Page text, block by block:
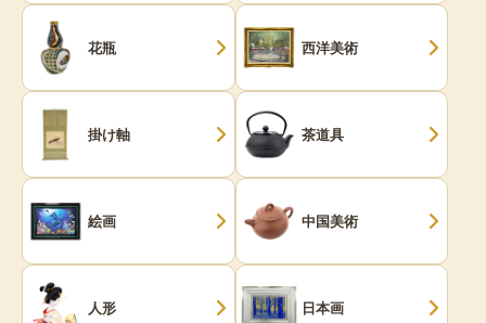
花瓶 西洋美術
掛け軸 茶道具
絵画 中国美術
人形 日本画